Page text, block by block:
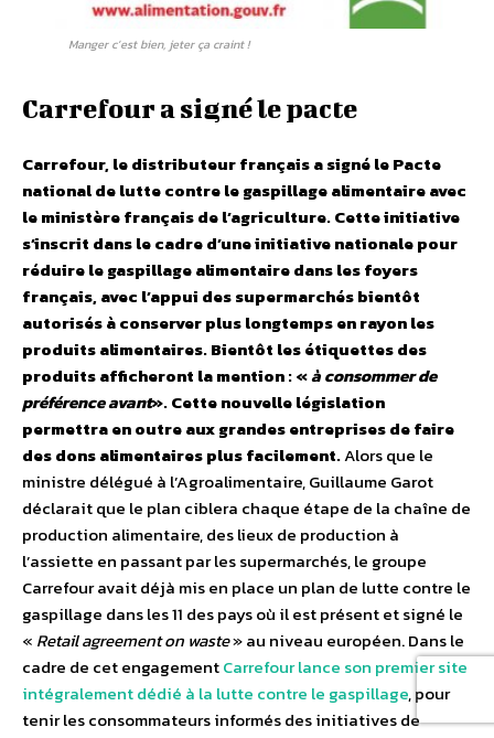
Manger c’est bien, jeter ça craint !
Carrefour a signé le pacte
Carrefour, le distributeur français a signé le Pacte
national de lutte contre le gaspillage alimentaire avec
le ministère français de l’agriculture. Cette initiative
s’inscrit dans le cadre d’une initiative nationale pour
réduire le gaspillage alimentaire dans les foyers
français, avec l’appui des supermarchés bientôt
autorisés à conserver plus longtemps en rayon les
produits alimentaires. Bientôt les étiquettes des
produits afficheront la mention : «à consommer de
préférence avant». Cette nouvelle législation
permettra en outre aux grandes entreprises de faire
des dons alimentaires plus facilement.Alors que le
ministre délégué à l’Agroalimentaire, Guillaume Garot
déclarait que le plan ciblera chaque étape de la chaîne de
production alimentaire, des lieux de production à
l’assiette en passant par les supermarchés, le groupe
Carrefour avait déjà mis en place un plan de lutte contre le
gaspillage dans les 11 des pays où il est présent et signé le
« Retail agreement on waste» au niveau européen. Dans le
cadre de cet engagementCarrefour lance son premier site
intégralement dédié à la lutte contre le gaspillage, pour
tenir les consommateurs informés des initiatives de